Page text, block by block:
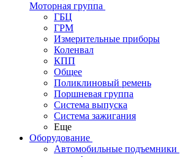
Моторная группа
ГБЦ
ГРМ
Измерительные приборы
Коленвал
КПП
Общее
Поликлиновый ремень
Поршневая группа
Система выпуска
Система зажигания
Еще
Оборудование
Автомобильные подъемники